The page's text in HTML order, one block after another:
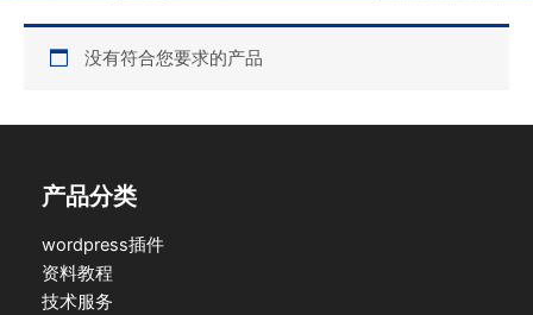
没有符合您要求的产品
产品分类
wordpress插件
资料教程
技术服务